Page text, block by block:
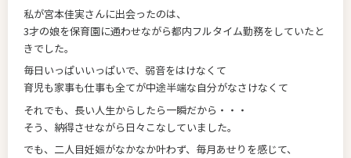
私が宮本佳実さんに出会ったのは、
3才の娘を保育園に通わせながら都内フルタイム勤務をしていたと
きでした。
毎日いっぱいいっぱいで、弱音をはけなくて
育児も家事も仕事も全てが中途半端な自分がなさけなくて
それでも、長い人生からしたら一瞬だから・・・
そう、納得させながら日々こなしていました。
でも、二人目妊娠がなかなか叶わず、毎月あせりを感じて、